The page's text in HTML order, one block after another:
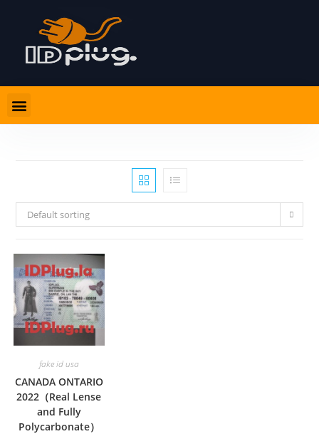
Default sorting
fake id usa
CANADA ONTARIO
2022（Real Lense
and Fully
Polycarbonate）